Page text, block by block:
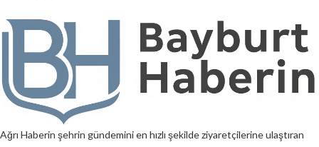
Ağrı Haberin şehrin gündemini en hızlı şekilde ziyaretçilerine ulaştıran